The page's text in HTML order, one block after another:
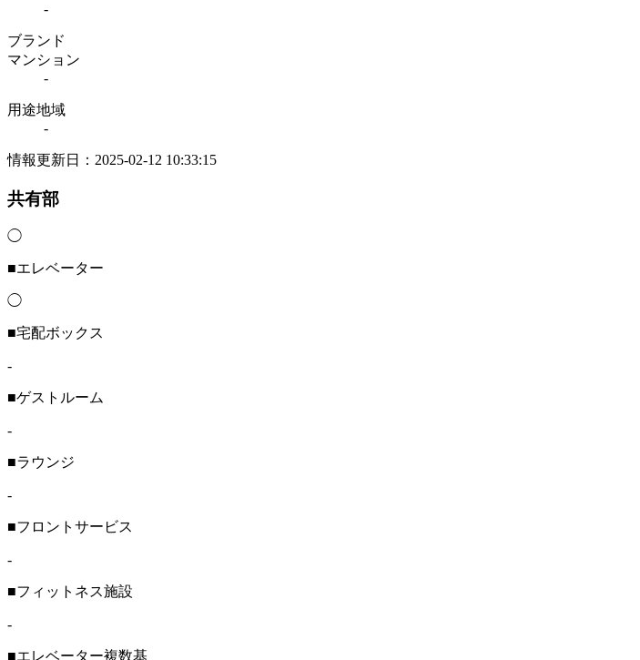
-
ブランド
マンション
-
用途地域
-
情報更新日：2025-02-12 10:33:15
共有部
◯
■エレベーター
◯
■宅配ボックス
-
■ゲストルーム
-
■ラウンジ
-
■フロントサービス
-
■フィットネス施設
-
■エレベーター複数基